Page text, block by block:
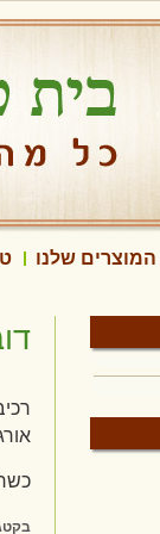
המוצרים שלנו